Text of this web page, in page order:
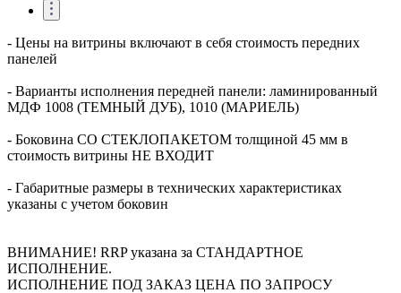
- Цены на витрины включают в себя стоимость передних
панелей
- Варианты исполнения передней панели: ламинированный
МДФ 1008 (ТЕМНЫЙ ДУБ), 1010 (МАРИЕЛЬ)
- Боковина СО СТЕКЛОПАКЕТОМ толщиной 45 мм в
стоимость витрины НЕ ВХОДИТ
- Габаритные размеры в технических характеристиках
указаны с учетом боковин
ВНИМАНИЕ! RRP указана за СТАНДАРТНОЕ
ИСПОЛНЕНИЕ.
ИСПОЛНЕНИЕ ПОД ЗАКАЗ ЦЕНА ПО ЗАПРОСУ